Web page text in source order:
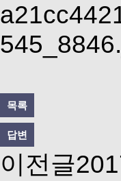
목록
답변
이전글